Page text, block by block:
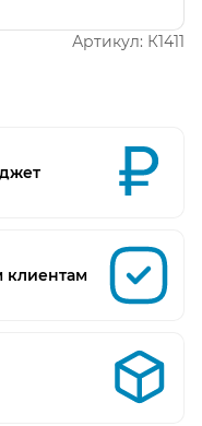
Артикул: К1411
клиентам